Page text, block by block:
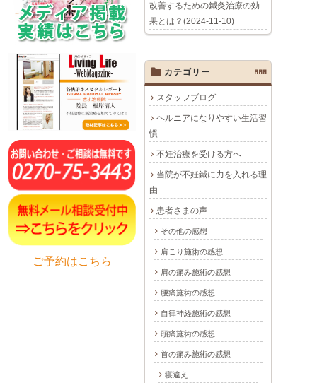
改善するための鍼灸治療の効
果とは？(2024-11-10)
ご予約はこちら
カテゴリー AAA
スタッフブログ
ヘルニアになりやすい生活習
慣
不妊治療を受ける方へ
当院が不妊鍼に力を入れる理
由
患者さまの声
その他の感想
肩こり施術の感想
肩の痛み施術の感想
腰痛施術の感想
自律神経施術の感想
頭痛施術の感想
首の痛み施術の感想
寝違え